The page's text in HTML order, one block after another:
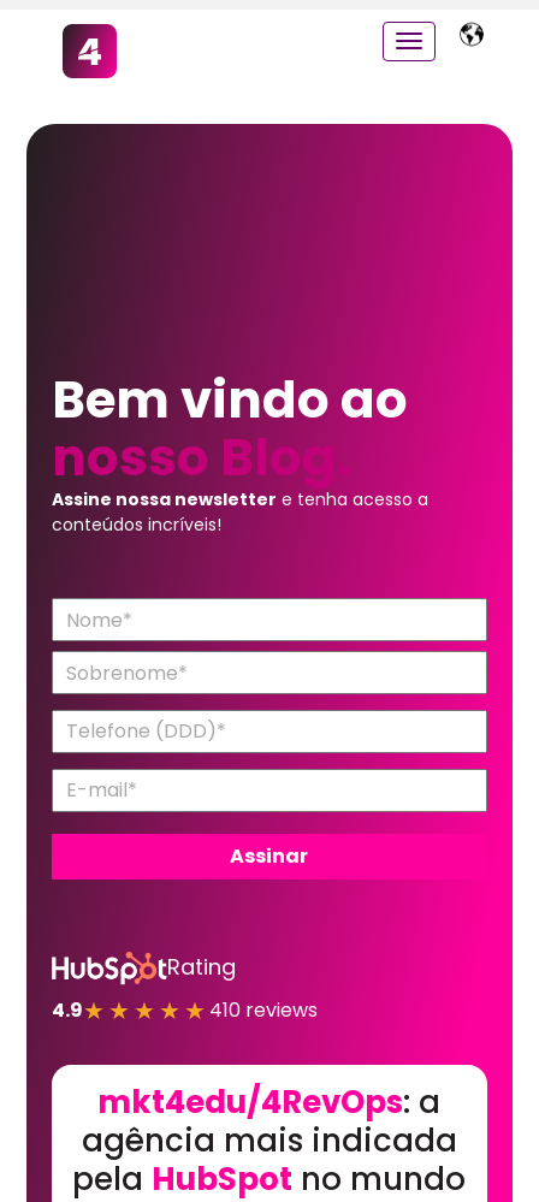
Bem vindo ao
nosso Blog.
Assine nossa newsletter e tenha acesso a
conteúdos incríveis!
Rating
4.9★★★★★ 410 reviews
mkt4edu/4RevOps: a
agência mais indicada
pela HubSpot no mundo